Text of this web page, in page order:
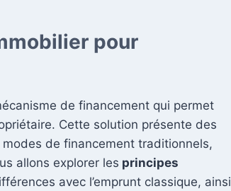
pour
de financement qui permet
Cette solution présente des
de financement traditionnels,
allons explorer les principes
avec l’emprunt classique, ainsi